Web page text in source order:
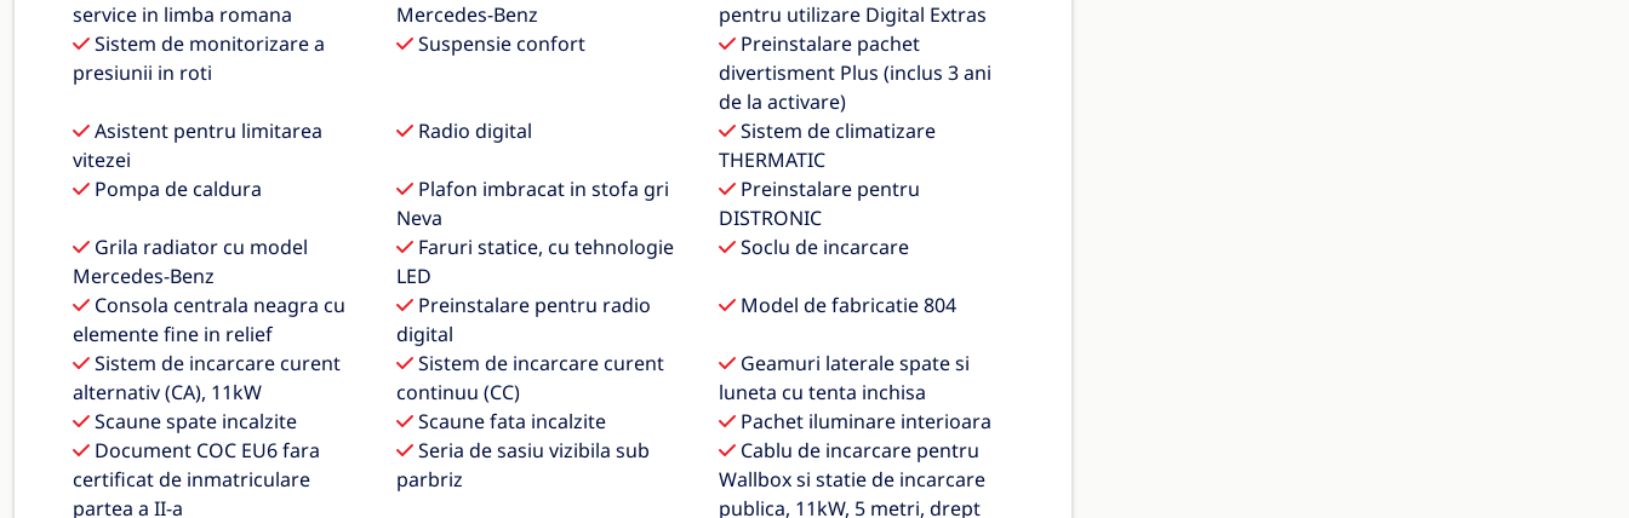
service in limba romana
Mercedes-Benz
pentru utilizare Digital Extras
Sistem de monitorizare a
presiunii in roti
Suspensie confort
Preinstalare pachet
divertisment Plus (inclus 3 ani
de la activare)
Asistent pentru limitarea
vitezei
Radio digital
Sistem de climatizare
THERMATIC
Pompa de caldura
Plafon imbracat in stofa gri
Neva
Preinstalare pentru
DISTRONIC
Grila radiator cu model
Mercedes-Benz
Faruri statice, cu tehnologie
LED
Soclu de incarcare
Consola centrala neagra cu
elemente fine in relief
Preinstalare pentru radio
digital
Model de fabricatie 804
Sistem de incarcare curent
alternativ (CA), 11kW
Sistem de incarcare curent
continuu (CC)
Geamuri laterale spate si
luneta cu tenta inchisa
Scaune spate incalzite
Scaune fata incalzite
Pachet iluminare interioara
Document COC EU6 fara
certificat de inmatriculare
partea a II-a
Seria de sasiu vizibila sub
parbriz
Cablu de incarcare pentru
Wallbox si statie de incarcare
publica, 11kW, 5 metri, drept